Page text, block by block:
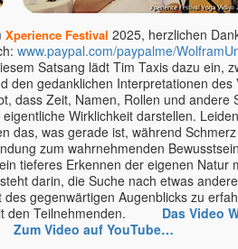
Xperience Festival 2025, herzlichen
www.paypal.com/paypalme/
Satsang lädt Tim Taxis dazu ein,
den gedanklichen Interpretationen des
dass Zeit, Namen, Rollen und andere
Wirklichkeit darstellen.
das, was gerade ist, während
zum wahrnehmenden
tieferes Erkennen der eigenen Natur
darin, die Suche nach etwas
des gegenwärtigen Augenblicks zu
den Teilnehmenden. Das Video
Zum Video auf YouTube…